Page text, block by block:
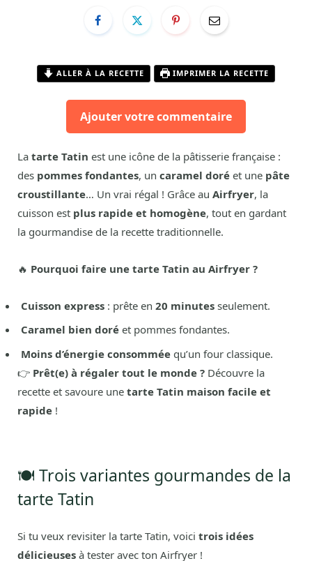
ALLER À LA RECETTE IMPRIMER LA RECETTE
Ajouter votre commentaire
La tarte Tatin est une icône de la pâtisserie française :
des pommes fondantes, un caramel doré et une pâte
croustillante… Un vrai régal ! Grâce au Airfryer, la
cuisson est plus rapide et homogène, tout en gardant
la gourmandise de la recette traditionnelle.
🔥 Pourquoi faire une tarte Tatin au Airfryer ?
Cuisson express : prête en 20 minutes seulement.
Caramel bien doré et pommes fondantes.
Moins d’énergie consommée qu’un four classique.
👉 Prêt(e) à régaler tout le monde ? Découvre la
recette et savoure une tarte Tatin maison facile et
rapide !
🍽️ Trois variantes gourmandes de la
tarte Tatin
Si tu veux revisiter la tarte Tatin, voici trois idées
délicieuses à tester avec ton Airfryer !